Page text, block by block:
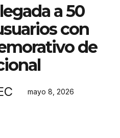
a 50
con
de
mayo 8, 2026